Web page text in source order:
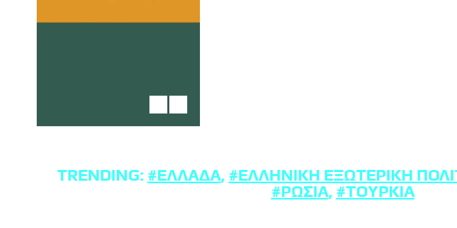
TRENDING: #ΕΛΛΆΔΑ, #ΕΛΛΗΝΙΚΉ ΕΞΩΤΕΡΙΚΉ
#ΡΩΣΊΑ, #ΤΟΥΡΚΊΑ